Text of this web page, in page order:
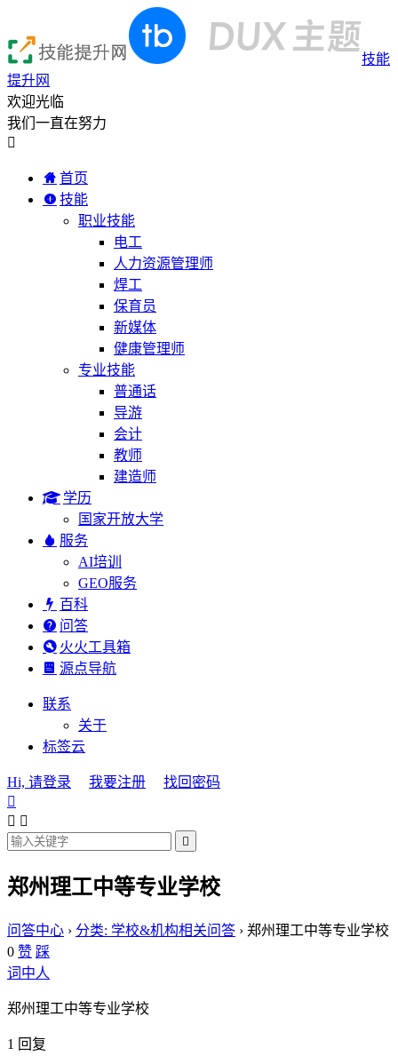
技能
提升网
欢迎光临
我们一直在努力

首页
技能
职业技能
电工
人力资源管理师
焊工
保育员
新媒体
健康管理师
专业技能
普通话
导游
会计
教师
建造师
学历
国家开放大学
服务
AI培训
GEO服务
百科
问答
火火工具箱
源点导航
联系
关于
标签云
Hi, 请登录 我要注册
找回密码

 

郑州理工中等专业学校
问答中心 › 分类: 学校&机构相关问答 › 郑州理工中等专业学校
0 赞 踩
词中人
郑州理工中等专业学校
1 回复